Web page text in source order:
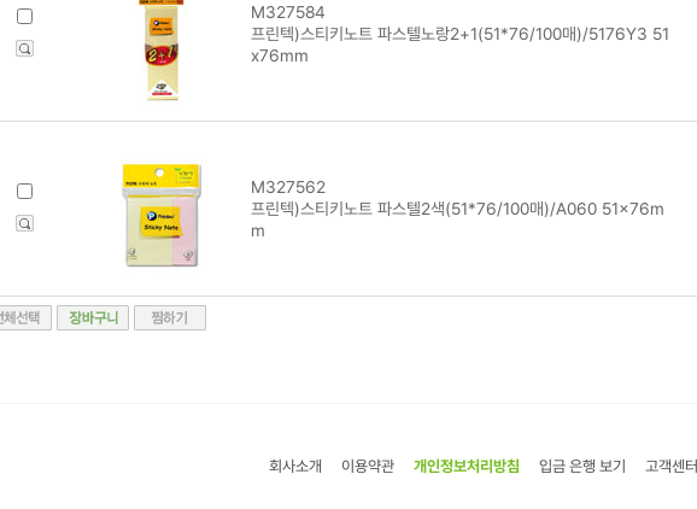
M327584
프린텍)스티키노트 파스텔노랑2+1(51*76/100매)/5176Y3 51
x76mm
M327562
프린텍)스티키노트 파스텔2색(51*76/100매)/A060 51x76m
m
회사소개 이용약관 개인정보처리방침 입금 은행 보기 고객센터